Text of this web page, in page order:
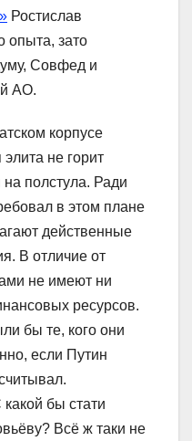
Ростислав
опыта, зато
Совфед и
АО.
корпусе
не горит
полстула. Ради
в этом плане
действенные
В отличие от
не имеют ни
ресурсов.
бы те, кого они
если Путин
бы стати
Всё ж таки не